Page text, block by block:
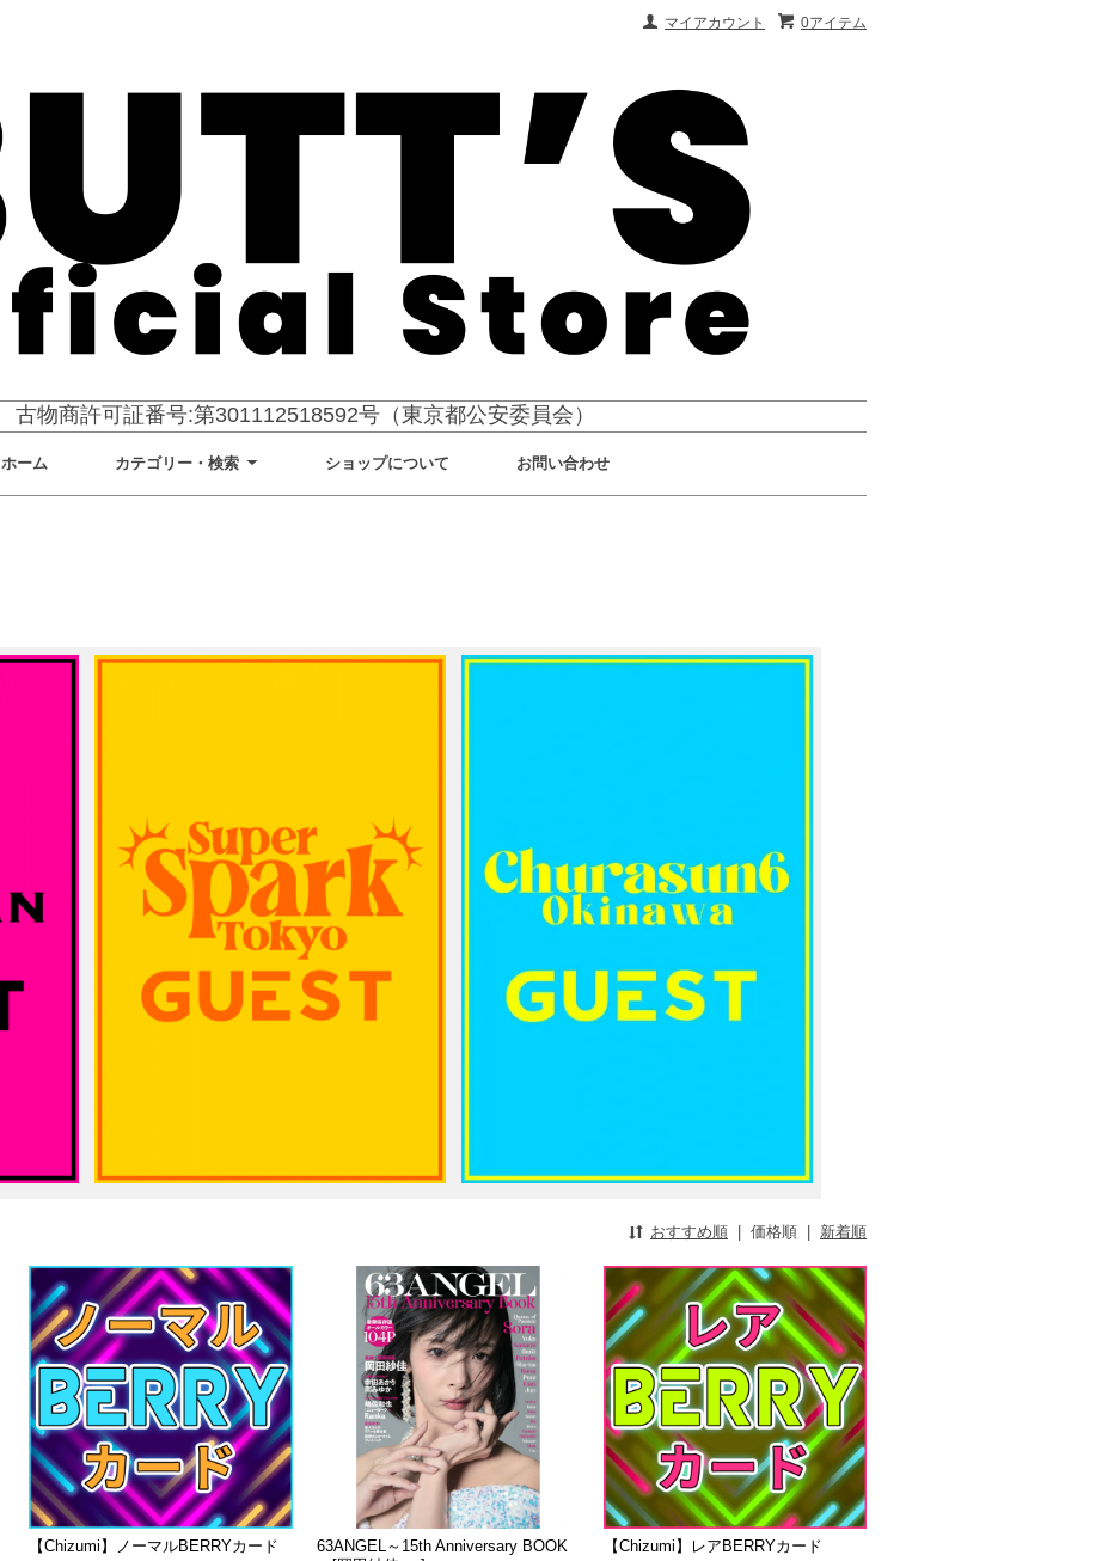
0アイテム
マイアカウント
古物商許可証番号:第301112518592号（東京都公安委員会）
ホーム カテゴリー・検索 ショップについて お問い合わせ
おすすめ順 価格順 新着順
【Chizumi】ノーマルBERRYカード
63ANGEL～15th Anniversary BOOK
【Chizumi】レアBERRYカード